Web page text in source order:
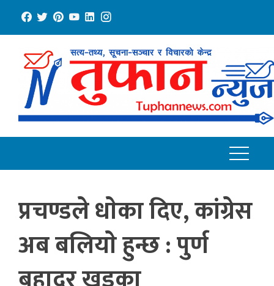
content
प्रचण्डले धाेका दिए, कांग्रेस
अब बलियाे हुन्छ : पुर्ण